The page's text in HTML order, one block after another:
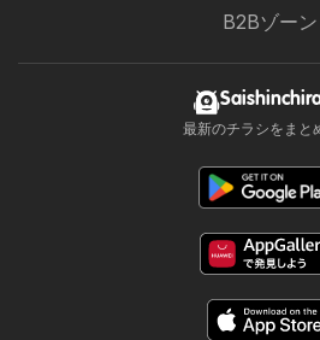
B2Bゾーン
最新のチラシをまと